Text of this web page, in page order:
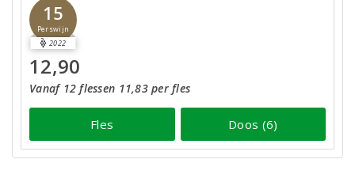
15
Perswijn
2022
12,90
Vanaf 12 flessen 11,83 per fles
Fles Doos (6)